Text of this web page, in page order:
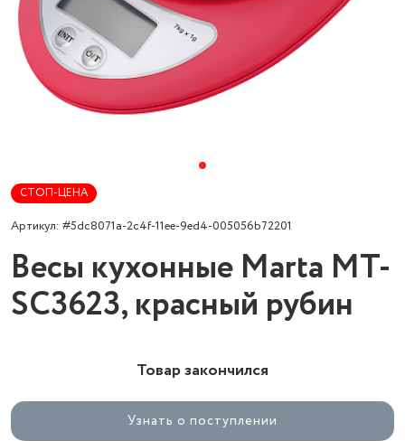
СТОП-ЦЕНА
Артикул: #5dc8071a-2c4f-11ee-9ed4-005056b72201
Весы кухонные Marta MT-
SC3623, красный рубин
Товар закончился
Узнать о поступлении